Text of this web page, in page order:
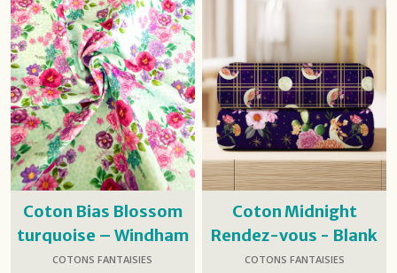
Coton Bias Blossom
turquoise – Windham
Fabrics
COTONS FANTAISIES
Coton Midnight
Rendez-vous - Blank
Quilting
COTONS FANTAISIES